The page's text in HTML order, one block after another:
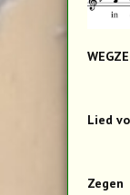
Lied
Zegen